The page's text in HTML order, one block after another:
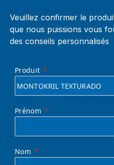
Veuillez confirmer le
que nous puissions vous
des conseils personnalisés
Produit
Prénom
Nom